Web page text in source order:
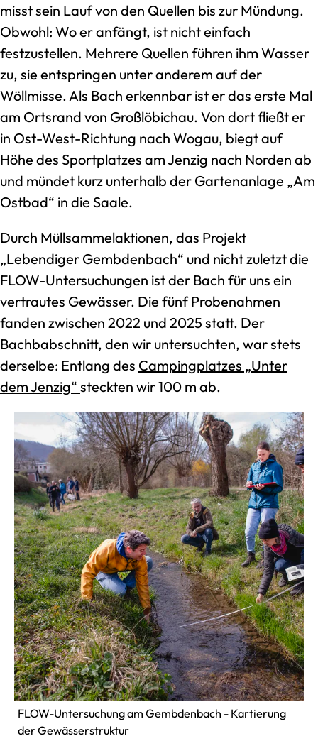
misst sein Lauf von den Quellen bis zur Mündung.
Obwohl: Wo er anfängt, ist nicht einfach
festzustellen. Mehrere Quellen führen ihm Wasser
zu, sie entspringen unter anderem auf der
Wöllmisse. Als Bach erkennbar ist er das erste Mal
am Ortsrand von Großlöbichau. Von dort fließt er
in Ost-West-Richtung nach Wogau, biegt auf
Höhe des Sportplatzes am Jenzig nach Norden ab
und mündet kurz unterhalb der Gartenanlage „Am
Ostbad“ in die Saale.
Durch Müllsammelaktionen, das Projekt
„Lebendiger Gembdenbach“ und nicht zuletzt die
FLOW-Untersuchungen ist der Bach für uns ein
vertrautes Gewässer. Die fünf Probenahmen
fanden zwischen 2022 und 2025 statt. Der
Bachbabschnitt, den wir untersuchten, war stets
derselbe: Entlang des Campingplatzes „Unter
dem Jenzig“ steckten wir 100 m ab.
FLOW-Untersuchung am Gembdenbach - Kartierung
der Gewässerstruktur